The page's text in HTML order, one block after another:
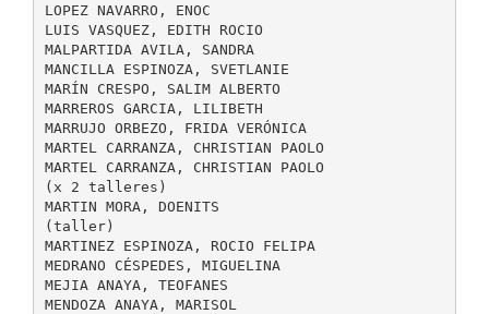
LOPEZ NAVARRO, ENOC
LUIS VASQUEZ, EDITH ROCIO
MALPARTIDA AVILA, SANDRA
MANCILLA ESPINOZA, SVETLANIE
MARÍN CRESPO, SALIM ALBERTO
MARREROS GARCIA, LILIBETH
MARRUJO ORBEZO, FRIDA VERÓNICA
MARTEL CARRANZA, CHRISTIAN PAOLO
MARTEL CARRANZA, CHRISTIAN PAOLO
(x 2 talleres)
MARTIN MORA, DOENITS
(taller)
MARTINEZ ESPINOZA, ROCIO FELIPA
MEDRANO CÉSPEDES, MIGUELINA
MEJIA ANAYA, TEOFANES
MENDOZA ANAYA, MARISOL